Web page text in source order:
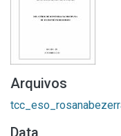
Arquivos
Data